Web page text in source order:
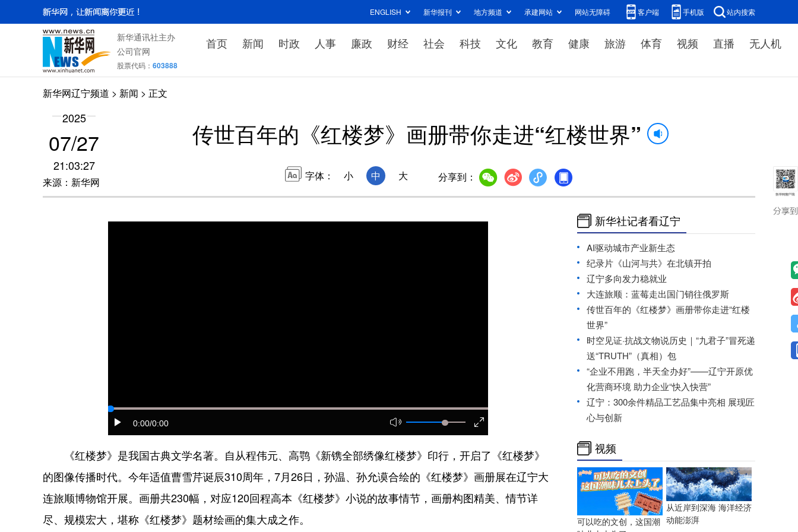
ENGLISH 新华报刊 地方频道 承建网站 网站无障碍 客户端 手机版 站内搜索
新华通讯社主办
公司官网
股票代码： 603888
首页 新闻 时政 人事 廉政 财经 社会 科技 文化 教育 健康 旅游 体育 视频 直播 无人机
新华网辽宁频道 > 新闻 > 正文
2025
07/27
21:03:27
来源：新华网
传世百年的《红楼梦》画册带你走进“红楼世界”
字体： 小 中 大 分享到：
0:00/0:00
《红楼梦》是我国古典文学名著。自从程伟元、高鹗《新镌全部绣像红楼梦》印行，开启了《红楼梦》
的图像传播时代。今年适值曹雪芹诞辰310周年，7月26日，孙温、孙允谟合绘的《红楼梦》画册展在辽宁大
连旅顺博物馆开展。画册共230幅，对应120回程高本《红楼梦》小说的故事情节，画册构图精美、情节详
尽、规模宏大，堪称《红楼梦》题材绘画的集大成之作。
新华社记者看辽宁
AI驱动城市产业新生态
纪录片《山河与共》在北镇开拍
辽宁多向发力稳就业
大连旅顺：蓝莓走出国门销往俄罗斯
传世百年的《红楼梦》画册带你走进“红楼
世界”
时空见证·抗战文物说历史｜“九君子”冒死递
送“TRUTH”（真相）包
“企业不用跑，半天全办好”——辽宁开原优
化营商环境 助力企业“快入快营”
辽宁：300余件精品工艺品集中亮相 展现匠
心与创新
视频
可以吃的文创，这国潮
从近岸到深海 海洋经济
动能澎湃